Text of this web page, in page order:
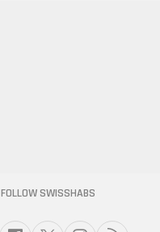
FOLLOW SWISSHABS